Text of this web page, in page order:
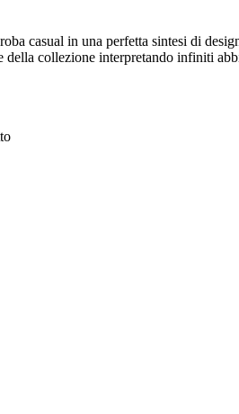
casual in una perfetta sintesi di
della collezione interpretando infiniti